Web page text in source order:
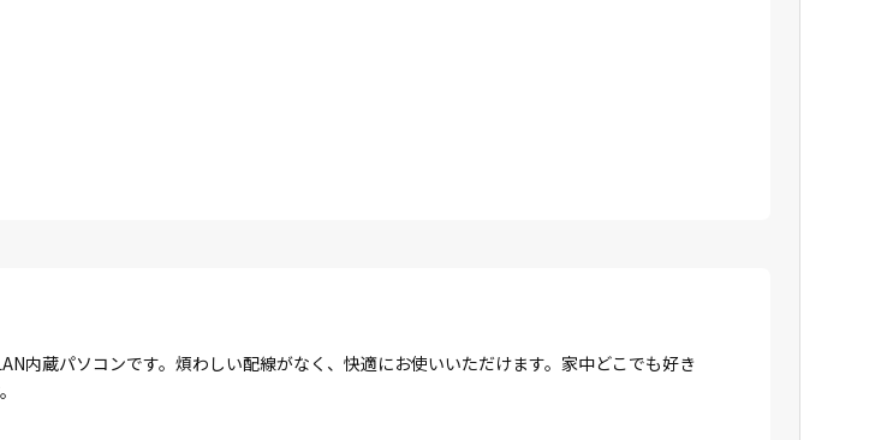
内蔵パソコンです。煩わしい配線がなく、快適にお使いいただけます。家中どこでも好き